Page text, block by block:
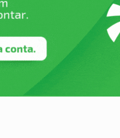
de PVH é
Polícia Civil deflagra a
e ONG que
Justiça Eleitoral manda